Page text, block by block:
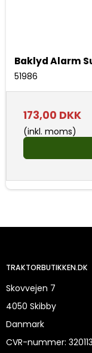
Baklyd Alarm
51986
173,00 DKK
(inkl. moms)
TRAKTORBUTIKKEN.DK
Skovvejen 7
4050 Skibby
Danmark
CVR-nummer: